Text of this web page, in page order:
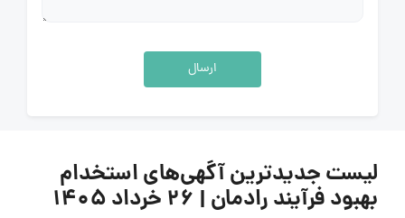
ارسال
لیست جدیدترین آگهی‌های استخدام
بهبود فرآیند رادمان | ۲۶ خرداد ۱۴۰۵